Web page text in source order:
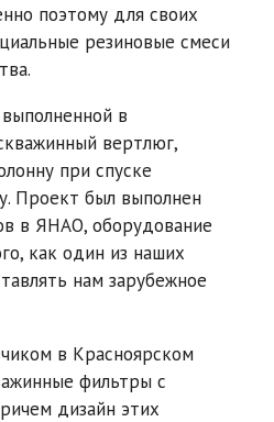
поэтому для своих
резиновые смеси
в
вертлюг,
при спуске
Проект был выполнен
в ЯНАО, оборудование
как один из наших
нам зарубежное
в Красноярском
фильтры с
дизайн этих